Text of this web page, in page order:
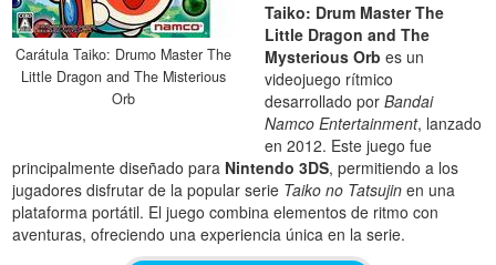
Carátula Taiko: Drumo Master The
Little Dragon and The Misterious
Orb
Taiko: Drum Master The
Little Dragon and The
Mysterious Orb es un
videojuego rítmico
desarrollado porBandai
Namco Entertainment, lanzado
en 2012. Este juego fue
principalmente diseñado para Nintendo 3DS, permitiendo a los
jugadores disfrutar de la popular serie Taiko no Tatsujin en una
plataforma portátil. El juego combina elementos de ritmo con
aventuras, ofreciendo una experiencia única en la serie.